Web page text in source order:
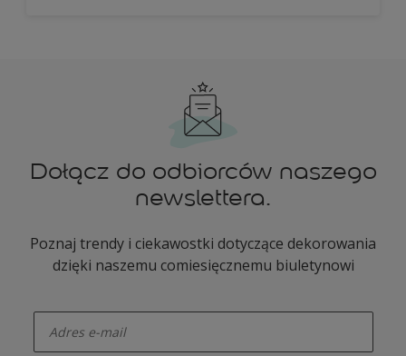
Dołącz do odbiorców naszego
newslettera.
Poznaj trendy i ciekawostki dotyczące dekorowania
dzięki naszemu comiesięcznemu biuletynowi